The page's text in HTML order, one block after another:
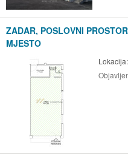
ZADAR, POSLOVNI
MJESTO
Lokacija: